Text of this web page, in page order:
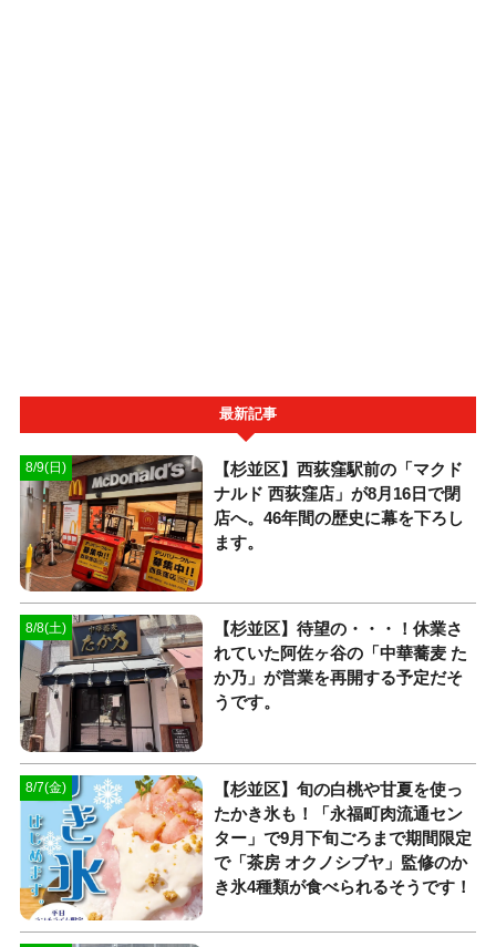
最新記事
8/9(日)
【杉並区】西荻窪駅前の「マクド
ナルド 西荻窪店」が8月16日で閉
店へ。46年間の歴史に幕を下ろし
ます。
8/8(土)
【杉並区】待望の・・・！休業さ
れていた阿佐ヶ谷の「中華蕎麦 た
か乃」が営業を再開する予定だそ
うです。
8/7(金)
【杉並区】旬の白桃や甘夏を使っ
たかき氷も！「永福町肉流通セン
ター」で9月下旬ごろまで期間限定
で「茶房 オクノシブヤ」監修のか
き氷4種類が食べられるそうです！